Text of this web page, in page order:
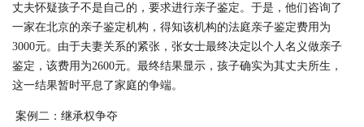
丈夫怀疑孩子不是自己的，要求进行亲子鉴定。于是，他们咨询了
一家在北京的亲子鉴定机构，得知该机构的法庭亲子鉴定费用为
3000元。由于夫妻关系的紧张，张女士最终决定以个人名义做亲子
鉴定，该费用为2600元。最终结果显示，孩子确实为其丈夫所生，
这一结果暂时平息了家庭的争端。
案例二：继承权争夺